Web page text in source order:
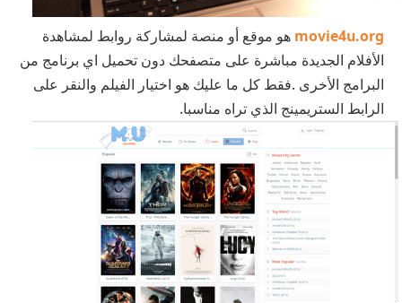
movie4u.org هو موقع أو منصة لمشاركة روابط لمشاهدة
الأفلام الجديدة مباشرة على متصفحك دون تحميل اي برنامج من
البرامج الأخرى .فقط كل ما عليك هو اختيار الفيلم والنقر على
الرابط الستريمينج الذي تراه مناسبا.